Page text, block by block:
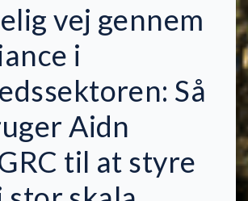
vej gennem
i
Så
Aidn
til at styre